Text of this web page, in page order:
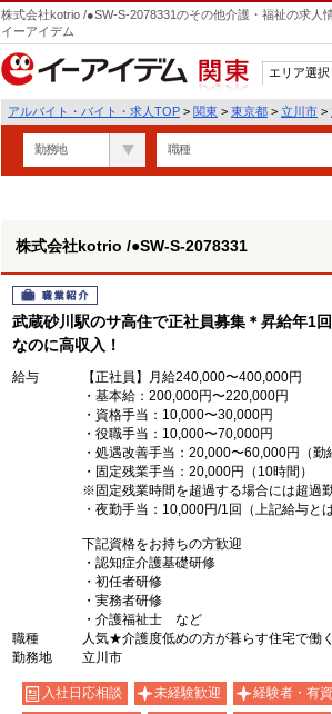
株式会社kotrio /●SW-S-2078331のその他介護・福祉の求人
イーアイデム
関東
エリア選択
アルバイト・バイト・求人TOP > 関東 > 東京都 > 立川市 >
勤務地 職種
株式会社kotrio /●SW-S-2078331
職業紹介
武蔵砂川駅のサ高住で正社員募集＊昇給年1
なのに高収入！
給与
【正社員】月給240,000〜400,000円
・基本給：200,000円〜220,000円
・資格手当：10,000〜30,000円
・役職手当：10,000〜70,000円
・処遇改善手当：20,000〜60,000円（勤
・固定残業手当：20,000円（10時間）
※固定残業時間を超過する場合には超過
・夜勤手当：10,000円/1回（上記給与と
下記資格をお持ちの方歓迎
・認知症介護基礎研修
・初任者研修
・実務者研修
・介護福祉士 など
職種
人気★介護度低めの方が暮らす住宅で働
勤務地
立川市
入社日応相談 未経験歓迎 経験者・有